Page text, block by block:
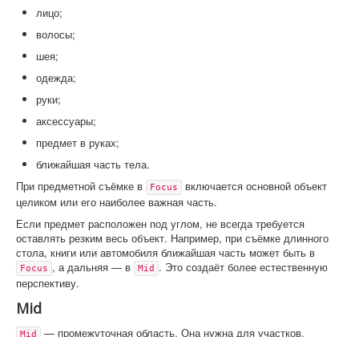
лицо;
волосы;
шея;
одежда;
руки;
аксессуары;
предмет в руках;
ближайшая часть тела.
При предметной съёмке в
Focus
включается основной объект
целиком или его наиболее важная часть.
Если предмет расположен под углом, не всегда требуется
оставлять резким весь объект. Например, при съёмке длинного
стола, книги или автомобиля ближайшая часть может быть в
Focus , а дальняя — в Mid
. Это создаёт более естественную
перспективу.
Mid
Mid
— промежуточная область. Она нужна для участков,